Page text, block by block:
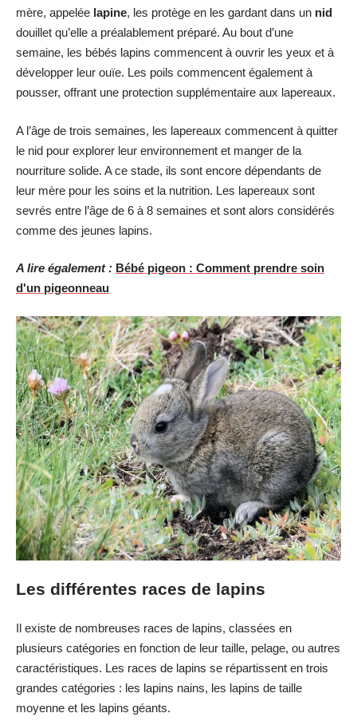
mère, appelée lapine, les protège en les gardant dans un nid
douillet qu’elle a préalablement préparé. Au bout d’une
semaine, les bébés lapins commencent à ouvrir les yeux et à
développer leur ouïe. Les poils commencent également à
pousser, offrant une protection supplémentaire aux lapereaux.
A l’âge de trois semaines, les lapereaux commencent à quitter
le nid pour explorer leur environnement et manger de la
nourriture solide. A ce stade, ils sont encore dépendants de
leur mère pour les soins et la nutrition. Les lapereaux sont
sevrés entre l’âge de 6 à 8 semaines et sont alors considérés
comme des jeunes lapins.
A lire également : Bébé pigeon : Comment prendre soin
d'un pigeonneau
Les différentes races de lapins
Il existe de nombreuses races de lapins, classées en
plusieurs catégories en fonction de leur taille, pelage, ou autres
caractéristiques. Les races de lapins se répartissent en trois
grandes catégories : les lapins nains, les lapins de taille
moyenne et les lapins géants.